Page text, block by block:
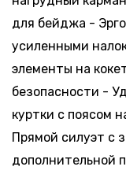
для бейджа -
усиленными
элементы на
безопасности -
куртки с поясом
Прямой силуэт с
дополнительной